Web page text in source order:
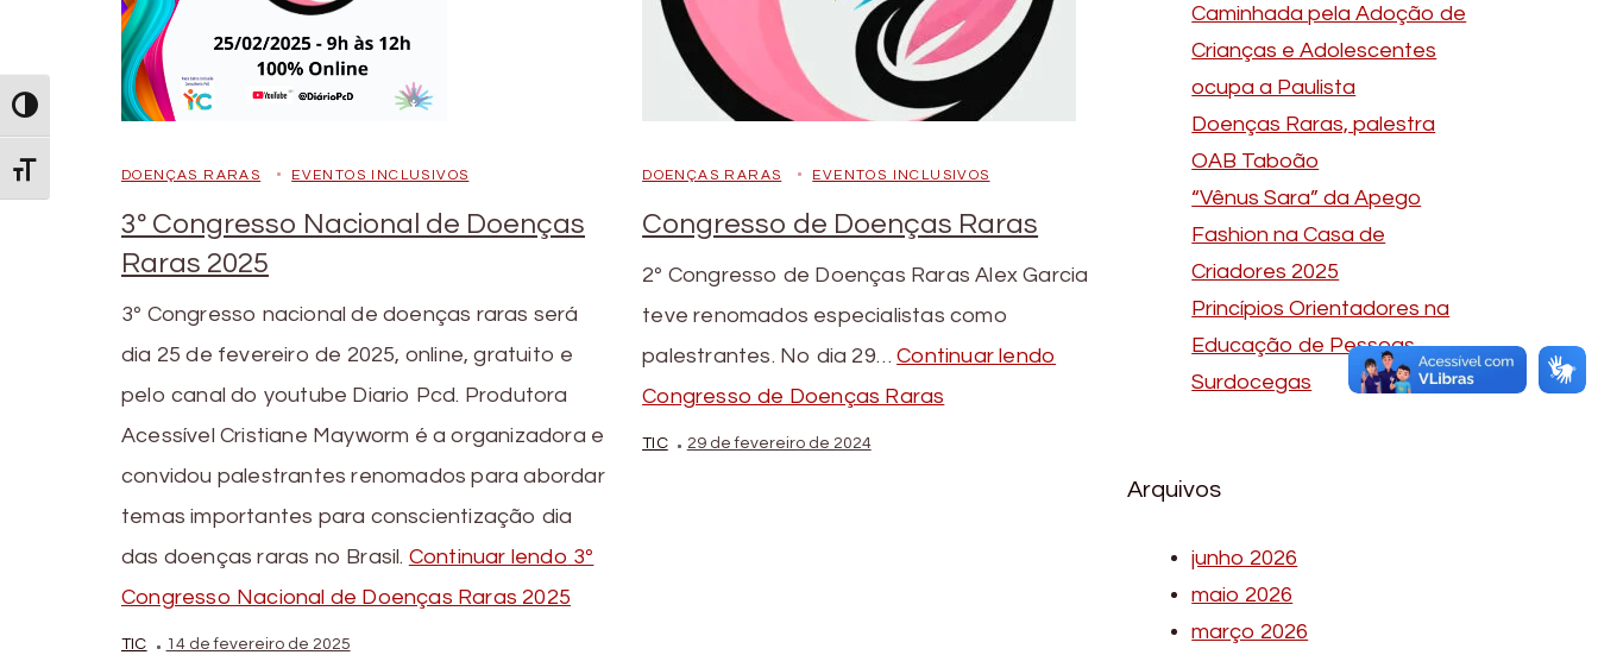
Alternar Alto Contraste
Alternar Tamanho da Fonte
DOENÇAS RARAS EVENTOS INCLUSIVOS
3º Congresso Nacional de Doenças
Raras 2025
3º Congresso nacional de doenças raras será
dia 25 de fevereiro de 2025, online, gratuito e
pelo canal do youtube Diario Pcd. Produtora
Acessível Cristiane Mayworm é a organizadora e
convidou palestrantes renomados para abordar
temas importantes para conscientização dia
das doenças raras no Brasil. Continuar lendo 3º
Congresso Nacional de Doenças Raras 2025
TIC 14 de fevereiro de 2025
DOENÇAS RARAS EVENTOS INCLUSIVOS
Congresso de Doenças Raras
2º Congresso de Doenças Raras Alex Garcia
teve renomados especialistas como
palestrantes. No dia 29…Continuar lendo
Congresso de Doenças Raras
TIC 29 de fevereiro de 2024
Caminhada pela Adoção de
Crianças e Adolescentes
ocupa a Paulista
Doenças Raras, palestra
OAB Taboão
“Vênus Sara” da Apego
Fashion na Casa de
Criadores 2025
Princípios Orientadores na
Educação de Pessoas
Surdocegas
Arquivos
junho 2026
maio 2026
março 2026